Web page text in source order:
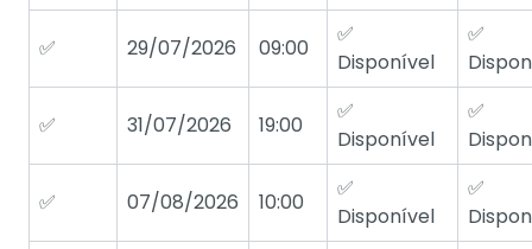
✅ 29/07/2026 09:00
✅
Disponível
✅
✅ 31/07/2026 19:00
✅
Disponível
✅
✅ 07/08/2026 10:00
✅
Disponível
✅